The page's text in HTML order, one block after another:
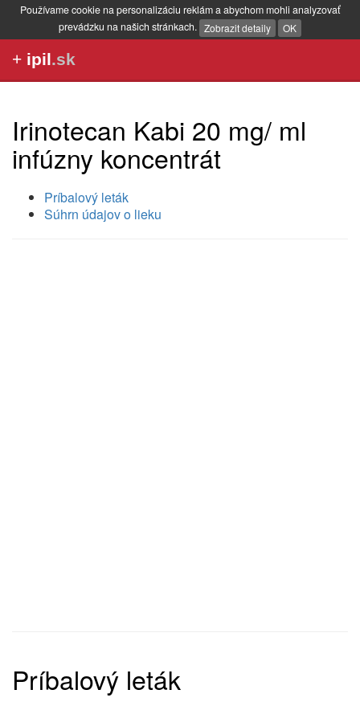
Používame cookie na personalizáciu reklám a abychom mohli analyzovať
prevádzku na našich stránkach. Zobrazit detaily OK
+ ipil.sk
Irinotecan Kabi 20 mg/ ml
infúzny koncentrát
Príbalový leták
Súhrn údajov o lieku
Príbalový leták